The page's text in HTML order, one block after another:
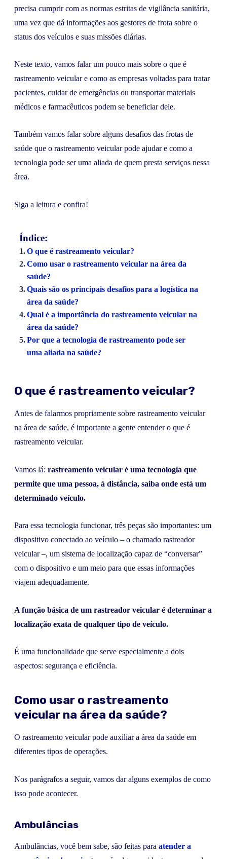
precisa cumprir com as normas estritas de vigilância sanitária,
uma vez que dá informações aos gestores de frota sobre o
status dos veículos e suas missões diárias.
Neste texto, vamos falar um pouco mais sobre o que é
rastreamento veicular e como as empresas voltadas para tratar
pacientes, cuidar de emergências ou transportar materiais
médicos e farmacêuticos podem se beneficiar dele.
Também vamos falar sobre alguns desafios das frotas de
saúde que o rastreamento veicular pode ajudar e como a
tecnologia pode ser uma aliada de quem presta serviços nessa
área.
Siga a leitura e confira!
Índice:
O que é rastreamento veicular?
Como usar o rastreamento veicular na área da
saúde?
Quais são os principais desafios para a logística na
área da saúde?
Qual é a importância do rastreamento veicular na
área da saúde?
Por que a tecnologia de rastreamento pode ser
uma aliada na saúde?
O que é rastreamento veicular?
Antes de falarmos propriamente sobre rastreamento veicular
na área de saúde, é importante a gente entender o que é
rastreamento veicular.
Vamos lá: rastreamento veicular é uma tecnologia que
permite que uma pessoa, à distância, saiba onde está um
determinado veículo.
Para essa tecnologia funcionar, três peças são importantes: um
dispositivo conectado ao veículo – o chamado rastreador
veicular –, um sistema de localização capaz de “conversar”
com o dispositivo e um meio para que essas informações
viajem adequadamente.
A função básica de um rastreador veicular é determinar a
localização exata de qualquer tipo de veículo.
É uma funcionalidade que serve especialmente a dois
aspectos: segurança e eficiência.
Como usar o rastreamento
veicular na área da saúde?
O rastreamento veicular pode auxiliar a área da saúde em
diferentes tipos de operações.
Nos parágrafos a seguir, vamos dar alguns exemplos de como
isso pode acontecer.
Ambulâncias
Ambulâncias, você bem sabe, são feitas para atender a